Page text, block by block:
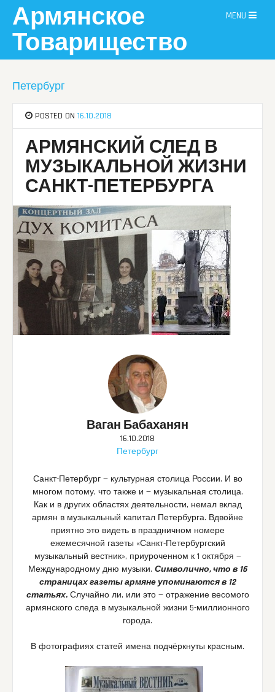
content
Армянское
Товарищество
MENU
Петербург
POSTED ON16.10.2018
АРМЯНСКИЙ СЛЕД В
МУЗЫКАЛЬНОЙ ЖИЗНИ
САНКТ-ПЕТЕРБУРГА
Ваган Бабаханян
16.10.2018
Петербург
Санкт-Петербург — культурная столица России. И во
многом потому, что также и — музыкальная столица.
Как и в других областях деятельности, немал вклад
армян в музыкальный капитал Петербурга. Вдвойне
приятно это видеть в праздничном номере
ежемесячной газеты «Санкт-Петербургский
музыкальный вестник», приуроченном к 1 октября —
Международному дню музыки. Символично, что в 16
страницах газеты армяне упоминаются в 12
статьях. Случайно ли, или это — отражение весомого
армянского следа в музыкальной жизни 5-миллионного
города.
В фотографиях статей имена подчёркнуты красным.